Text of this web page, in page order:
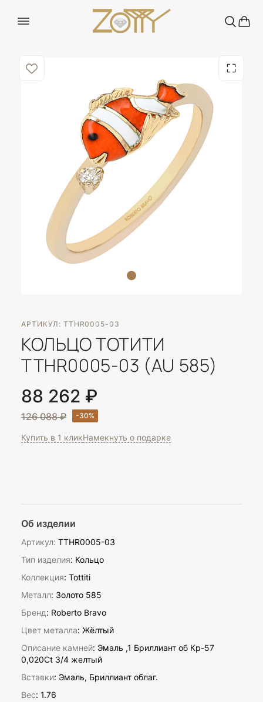
АРТИКУЛ: TTHR0005-03
КОЛЬЦО ТОТИТИ
TTHR0005-03 (AU 585)
88 262 ₽
126 088 ₽
Купить в 1 кликНамекнуть о подарке
Об изделии
Артикул: TTHR0005-03
Тип изделия: Кольцо
Коллекция: Tottiti
Металл: Золото 585
Бренд: Roberto Bravo
Цвет металла: Жёлтый
Описание камней: Эмаль ,1 Бриллиант об Кр-57
0,020Ct 3/4 желтый
Вставки: Эмаль, Бриллиант облаг.
Вес: 1.76